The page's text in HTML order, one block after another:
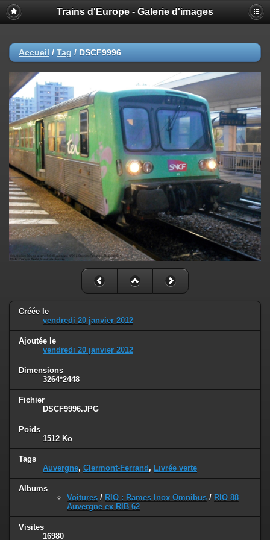
Trains d'Europe - Galerie d'images
Accueil / Tag / DSCF9996
Créée le
vendredi 20 janvier 2012
Ajoutée le
vendredi 20 janvier 2012
Dimensions
3264*2448
Fichier
DSCF9996.JPG
Poids
1512 Ko
Tags
Auvergne, Clermont-Ferrand , Livrée verte
Albums
Voitures / RIO : Rames Inox Omnibus / RIO 88
Auvergne ex RIB 62
Visites
16980